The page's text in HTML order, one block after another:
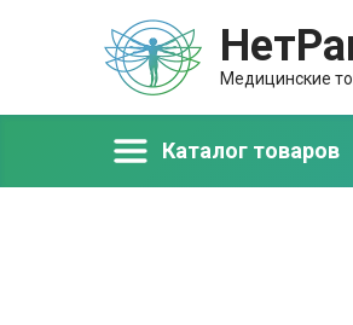
Медицинские
Каталог товаров